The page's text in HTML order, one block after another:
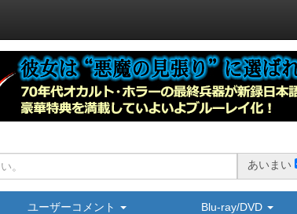
あいまい
ユーザーコメント Blu-ray/DVD